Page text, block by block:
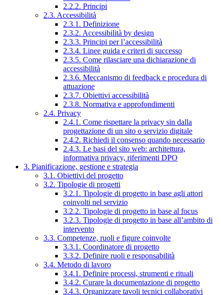
2.2.2. Principi
2.3. Accessibilità
2.3.1. Definizione
2.3.2. Accessibilità by design
2.3.3. Principi per l’accessibilità
2.3.4. Linee guida e criteri di successo
2.3.5. Come rilasciare una dichiarazione di
accessibilità
2.3.6. Meccanismo di feedback e procedura di
attuazione
2.3.7. Obiettivi accessibilità
2.3.8. Normativa e approfondimenti
2.4. Privacy
2.4.1. Come rispettare la privacy sin dalla
progettazione di un sito o servizio digitale
2.4.2. Richiedi il consenso quando necessario
2.4.3. Le basi del sito web: architettura,
informativa privacy, riferimenti DPO
3. Pianificazione, gestione e strategia
3.1. Obiettivi del progetto
3.2. Tipologie di progetti
3.2.1. Tipologie di progetto in base agli attori
coinvolti nel servizio
3.2.2. Tipologie di progetto in base al focus
3.2.3. Tipologie di progetto in base all’ambito di
intervento
3.3. Competenze, ruoli e figure coinvolte
3.3.1. Coordinatore di progetto
3.3.2. Definire ruoli e responsabilità
3.4. Metodo di lavoro
3.4.1. Definire processi, strumenti e rituali
3.4.2. Curare la documentazione di progetto
3.4.3. Organizzare tavoli tecnici collaborativi